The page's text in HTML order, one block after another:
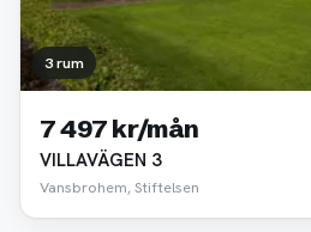
3 rum
7 497 kr/mån
VILLAVÄGEN 3
Vansbrohem, Stiftelsen